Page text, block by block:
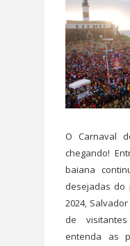
O Carnaval
chegando!
baiana
desejadas do
2024,
de
entenda as